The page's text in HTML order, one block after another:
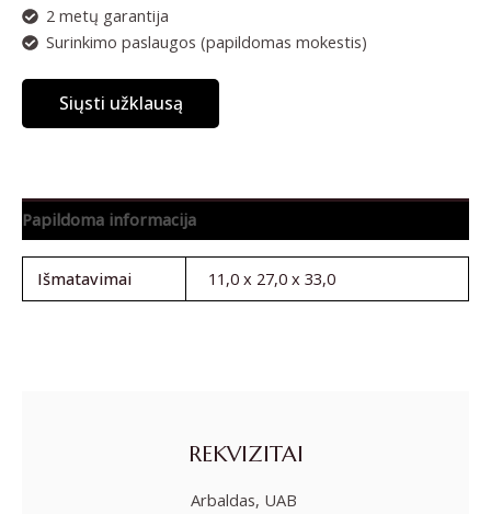
2 metų garantija
Surinkimo paslaugos (papildomas mokestis)
Siųsti užklausą
Papildoma informacija
Išmatavimai 11,0 x 27,0 x 33,0
REKVIZITAI
Arbaldas, UAB